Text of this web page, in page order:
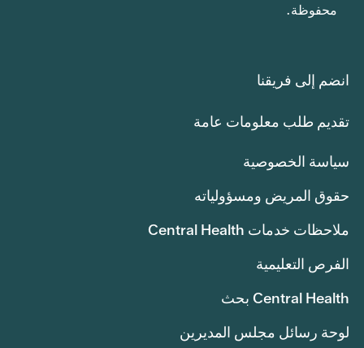
محفوظة.
انضم إلى فريقنا
تقديم طلب معلومات عامة
سياسة الخصوصية
حقوق المريض ومسؤولياته
ملاحظات خدمات Central Health
الفرص التعليمية
Central Health بحث
لوحة رسائل مجلس المديرين